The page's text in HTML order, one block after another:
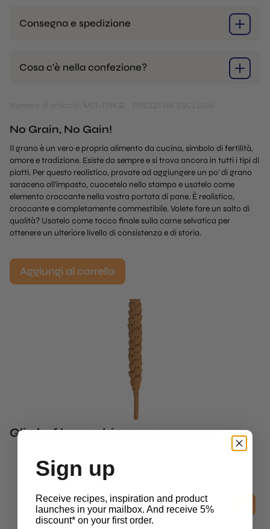
Consegna e spedizione
Cosa c'è nella confezione?
No Grain, No Gain!
Il grano è un vero e proprio alimento da cucina, simbolo di fertilità,
amore e tradizione. Esiste da sempre e si trova ancora in tutti i tipi di
piatti. Per questo realistico, provate ad aggiungere un po' di grano
saraceno all'impasto, cuocetelo nello stampo e usatelo come
elemento croccante nella vostra portata di pane. È realistico,
croccante e completamente commestibile. Volete fare un salto di
qualità? Usatelo come tocco finale sulla carne selvatica per
ottenere un ulteriore livello di consistenza e di storia.
Aggiungi al carrello
Gli chef lo combinano spesso con
Basic Stencil Case
£38.60 IVA esclusa
Sign up
Receive recipes, inspiration and product
launches in your mailbox. And receive 5%
discount* on your first order.